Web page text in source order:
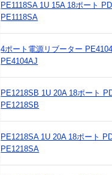
PE1118SA 1U 15A 18ポート
PE1118SA
4ポート電源リブーター
PE4104AJ
PE1218SB 1U 20A 18ポート
PE1218SB
PE1218SA 1U 20A 18ポート
PE1218SA